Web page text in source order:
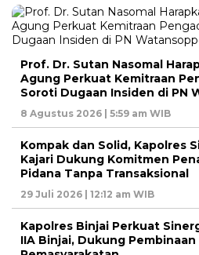
Prof. Dr. Sutan Nasomal
Agung Perkuat Kemitraan
Soroti Dugaan Insiden di PN
8 Agustus 2026 | 5:59 am WIB
Kompak dan Solid, Kapolres
Kajari Dukung Komitmen
Pidana Tanpa Transaksional
29 Juli 2026 | 12:12 am WIB
Kapolres Binjai Perkuat
IIA Binjai, Dukung